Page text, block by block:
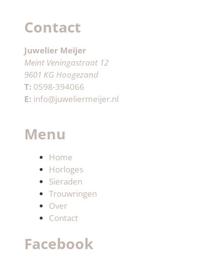
Contact
Juwelier Meijer
Meint Veningastraat 12
9601 KG Hoogezand
T: 0598-394066
E: info@juweliermeijer.nl
Menu
Home
Horloges
Sieraden
Trouwringen
Over
Contact
Facebook